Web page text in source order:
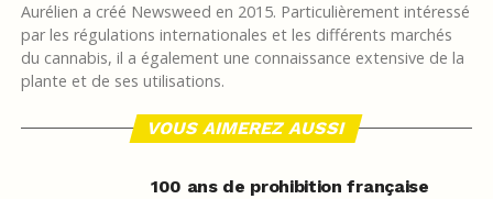
Aurélien a créé Newsweed en 2015. Particulièrement intéressé
par les régulations internationales et les différents marchés
du cannabis, il a également une connaissance extensive de la
plante et de ses utilisations.
VOUS AIMEREZ AUSSI
100 ans de prohibition française